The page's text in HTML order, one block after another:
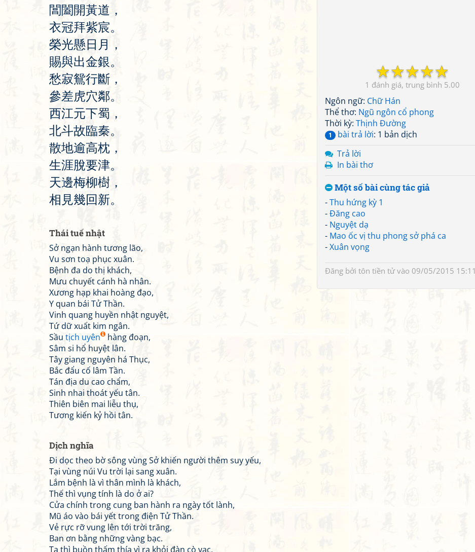
☆
☆
☆
☆
☆
1 5.00
Ngôn ngữ: Chữ Hán
Thể thơ: Ngũ ngôn cổ phong
Thời kỳ: Thịnh Đường
1 bài trả lời: 1 bản dịch
Trả lời
In bài thơ
Một số bài cùng tác giả
-Thu hứng kỳ 1
-Đăng cao
- Nguyệt dạ
- Mao ốc vị thu phong sở phá ca
-Xuân vọng
Đăng bởi tôn tiền tửvào 09/05/2015 15:11
閶闔 開黃道 ，
衣冠拜紫宸。
榮光懸日 月
，
賜與出金銀。
愁寂鴛行斷 ，
參差虎穴鄰。
西江元下蜀 ，
北斗故臨秦。
散地逾高枕 ，
生涯脫要津。
天邊梅柳樹 ，
相 見幾回新。
Thái tuế nhật
Sở ngạn hành tương lão,
Vu sơn toạ phục xuân.
Bệnh đa do thị khách,
Mưu chuyết cánh hà nhân.
Xương hạp khai hoàng đạo,
Y quan bái Tử Thần.
Vinh quang huyền nhật nguyệt,
Tứ dữ xuất kim ngân.
Sầu tịch uyên
hàng đoạn,
Sâm si hổ huyệt lân.
Tây giang nguyên há Thục,
Bắc đẩu cố lâm Tần.
Tán địa du cao chẩm,
Sinh nhai thoát yếu tân.
Thiên biên mai liễu thụ,
Tương kiến kỷ hồi tân.
Dịch nghĩa
Đi dọc theo bờ sông vùng Sở khiến người thêm suy yếu,
Tại vùng núi Vu trời lại sang xuân.
Lắm bệnh là vì thân mình là khách,
Thế thì vụng tính là do ở ai?
Cửa chính trong cung ban hành ra ngày tốt lành,
Mũ áo vào bái yết trong điện Tử Thần.
Vẻ rực rỡ vung lên tới trời trăng,
Ban ơn bằng những vàng bạc.
Ta thì buồn thấm thía vì ra khỏi đàn cò vạc.